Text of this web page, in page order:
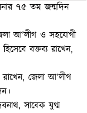
৭৫ তম জন্মদিন
আ’লীগ ও সহযোগী
বক্তব্য রাখেন,
রাখেন, জেলা আ’লীগ
সাবেক যুগ্ম